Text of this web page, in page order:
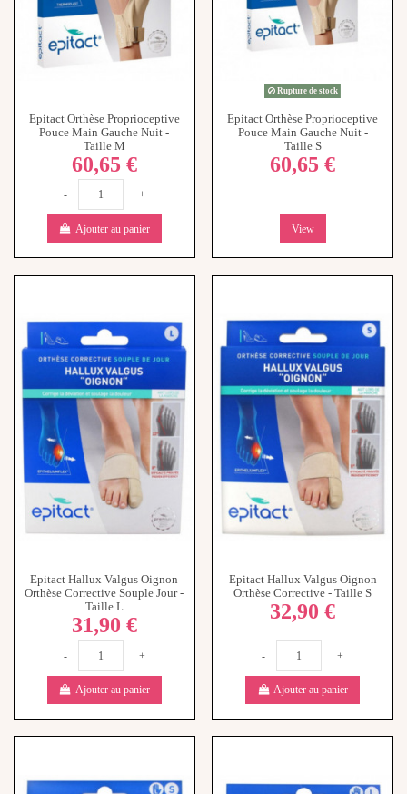
Epitact Orthèse Proprioceptive
Pouce Main Gauche Nuit -
Taille M
60,65 €
- +
Ajouter au panier
Rupture de stock
Epitact Orthèse Proprioceptive
Pouce Main Gauche Nuit -
Taille S
60,65 €
View
Epitact Hallux Valgus Oignon
Orthèse Corrective Souple Jour -
Taille L
31,90 €
- +
Ajouter au panier
Epitact Hallux Valgus Oignon
Orthèse Corrective - Taille S
32,90 €
- +
Ajouter au panier